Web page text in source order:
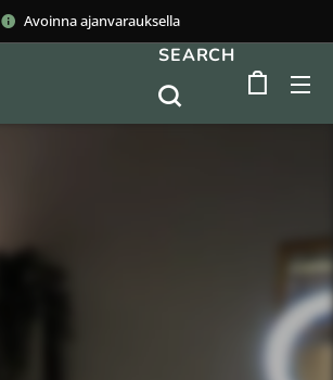
Avoinna ajanvarauksella
SEARCH